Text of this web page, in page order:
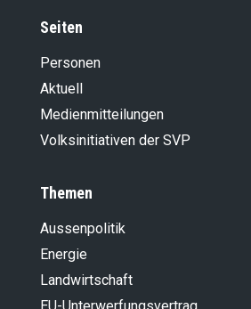
Seiten
Personen
Aktuell
Medienmitteilungen
Volksinitiativen der SVP
Themen
Aussenpolitik
Energie
Landwirt­schaft